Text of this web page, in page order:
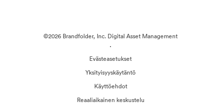
©2026 Brandfolder, Inc. Digital Asset Management
·
Evästeasetukset
Yksityisyyskäytäntö
Käyttöehdot
Reaaliaikainen keskustelu